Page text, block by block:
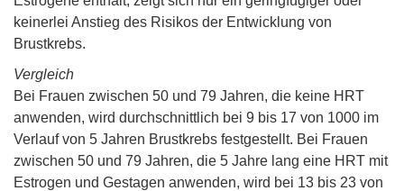
keinerlei Anstieg des Risikos der Entwicklung von
Brustkrebs.
Vergleich
Bei Frauen zwischen 50 und 79 Jahren, die keine HRT
anwenden, wird durchschnittlich bei 9 bis 17 von 1000 im
Verlauf von 5 Jahren Brustkrebs festgestellt. Bei Frauen
zwischen 50 und 79 Jahren, die 5 Jahre lang eine HRT mit
Estrogen und Gestagen anwenden, wird bei 13 bis 23 von